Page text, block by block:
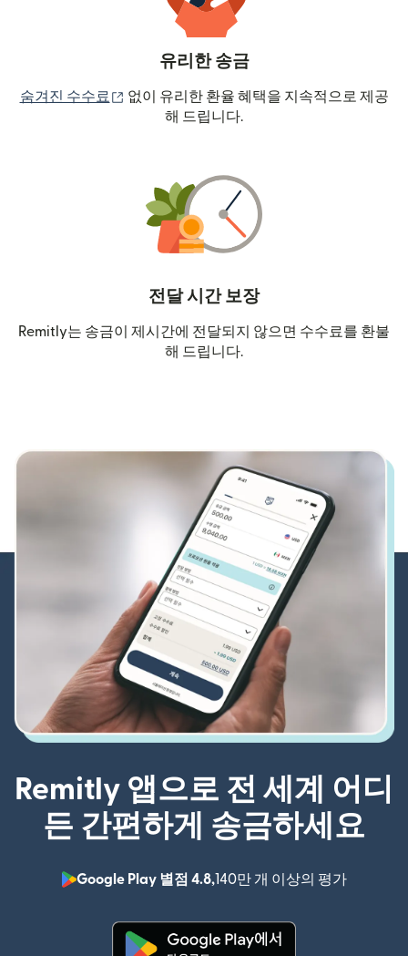
유리한 송금
숨겨진 수수료 (새 창에서 열림)
없이 유리한 환율 혜택을 지속적으로 제공
해 드립니다.
전달 시간 보장
Remitly는 송금이 제시간에 전달되지 않으면 수수료를 환불
해 드립니다.
Remitly 앱으로 전 세계 어디
든 간편하게 송금하세요
Google Play 별점 4.8,140만 개 이상의 평가